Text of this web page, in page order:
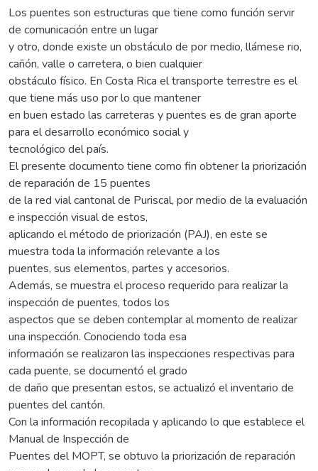
Los puentes son estructuras que tiene como función servir
de comunicación entre un lugar
y otro, donde existe un obstáculo de por medio, llámese rio,
cañón, valle o carretera, o bien cualquier
obstáculo físico. En Costa Rica el transporte terrestre es el
que tiene más uso por lo que mantener
en buen estado las carreteras y puentes es de gran aporte
para el desarrollo económico social y
tecnológico del país.
El presente documento tiene como fin obtener la priorización
de reparación de 15 puentes
de la red vial cantonal de Puriscal, por medio de la evaluación
e inspección visual de estos,
aplicando el método de priorización (PAJ), en este se
muestra toda la información relevante a los
puentes, sus elementos, partes y accesorios.
Además, se muestra el proceso requerido para realizar la
inspección de puentes, todos los
aspectos que se deben contemplar al momento de realizar
una inspección. Conociendo toda esa
información se realizaron las inspecciones respectivas para
cada puente, se documentó el grado
de daño que presentan estos, se actualizó el inventario de
puentes del cantón.
Con la información recopilada y aplicando lo que establece el
Manual de Inspección de
Puentes del MOPT, se obtuvo la priorización de reparación